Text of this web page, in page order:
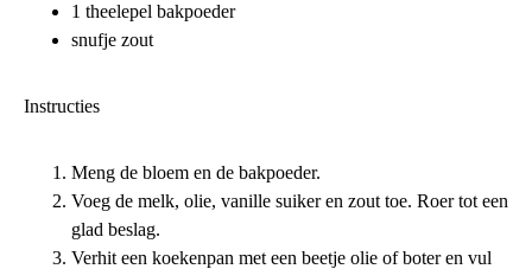
1 theelepel bakpoeder
snufje zout
Instructies
Meng de bloem en de bakpoeder.
Voeg de melk, olie, vanille suiker en zout toe. Roer tot een
glad beslag.
Verhit een koekenpan met een beetje olie of boter en vul